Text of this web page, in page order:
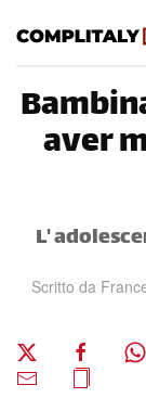
aver
L'
Scritto da